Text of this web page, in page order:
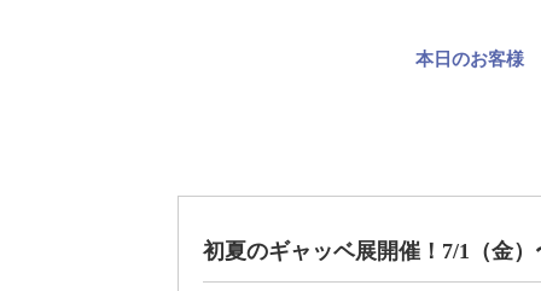
本日のお客様
初夏のギャッベ展開催！7/1（金）